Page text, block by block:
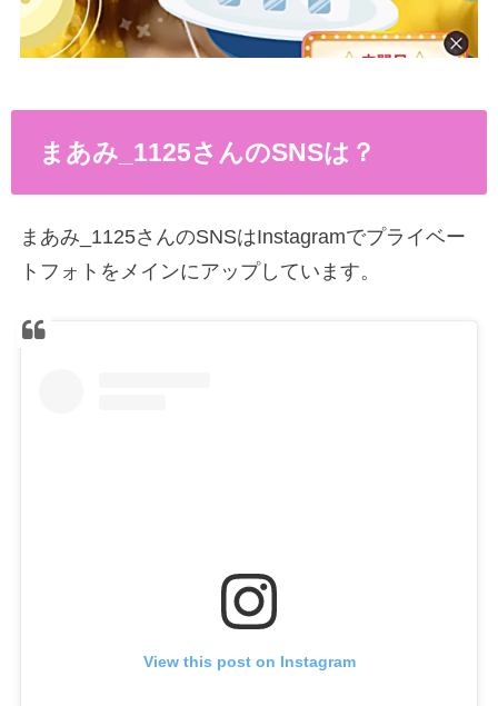
まあみ_1125さんのSNSは？
まあみ_1125さんのSNSはInstagramでプライベー
トフォトをメインにアップしています。
View this post on Instagram